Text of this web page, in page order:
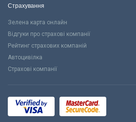
Страхування
Зелена карта онлайн
Відгуки про страхові компанії
Рейтинг страхових компаній
Автоцивілка
Страхові компанії